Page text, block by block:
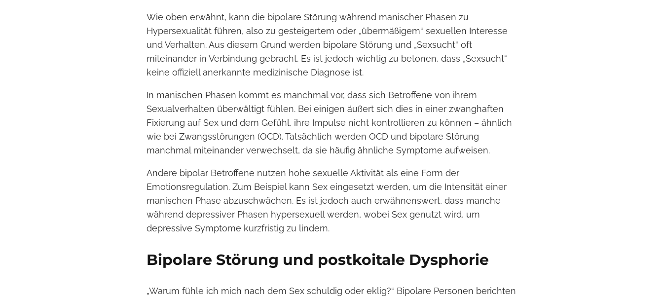
Wie oben erwähnt, kann die bipolare Störung während manischer Phasen zu
Hypersexualität führen, also zu gesteigertem oder „übermäßigem“ sexuellen Interesse
und Verhalten. Aus diesem Grund werden bipolare Störung und „Sexsucht“ oft
miteinander in Verbindung gebracht. Es ist jedoch wichtig zu betonen, dass „Sexsucht“
keine offiziell anerkannte medizinische Diagnose ist.
In manischen Phasen kommt es manchmal vor, dass sich Betroffene von ihrem
Sexualverhalten überwältigt fühlen. Bei einigen äußert sich dies in einer zwanghaften
Fixierung auf Sex und dem Gefühl, ihre Impulse nicht kontrollieren zu können – ähnlich
wie bei Zwangsstörungen (OCD). Tatsächlich werden OCD und bipolare Störung
manchmal miteinander verwechselt, da sie häufig ähnliche Symptome aufweisen.
Andere bipolar Betroffene nutzen hohe sexuelle Aktivität als eine Form der
Emotionsregulation. Zum Beispiel kann Sex eingesetzt werden, um die Intensität einer
manischen Phase abzuschwächen. Es ist jedoch auch erwähnenswert, dass manche
während depressiver Phasen hypersexuell werden, wobei Sex genutzt wird, um
depressive Symptome kurzfristig zu lindern.
Bipolare Störung und postkoitale Dysphorie
„Warum fühle ich mich nach dem Sex schuldig oder eklig?“ Bipolare Personen berichten